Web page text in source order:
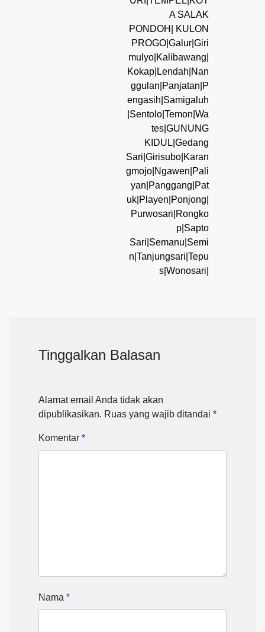
A SALAK
PONDOH| KULON
PROGO|Galur|Giri
mulyo|Kalibawang|
Kokap|Lendah|Nan
ggulan|Panjatan|P
engasih|Samigaluh
|Sentolo|Temon|Wa
tes|GUNUNG
KIDUL|Gedang
Sari|Girisubo|Karan
gmojo|Ngawen|Pali
yan|Panggang|Pat
uk|Playen|Ponjong|
Purwosari|Rongko
p|Sapto
Sari|Semanu|Semi
n|Tanjungsari|Tepu
s|Wonosari|
Tinggalkan Balasan
Alamat email Anda tidak akan
dipublikasikan. Ruas yang wajib ditandai *
Komentar *
Nama *